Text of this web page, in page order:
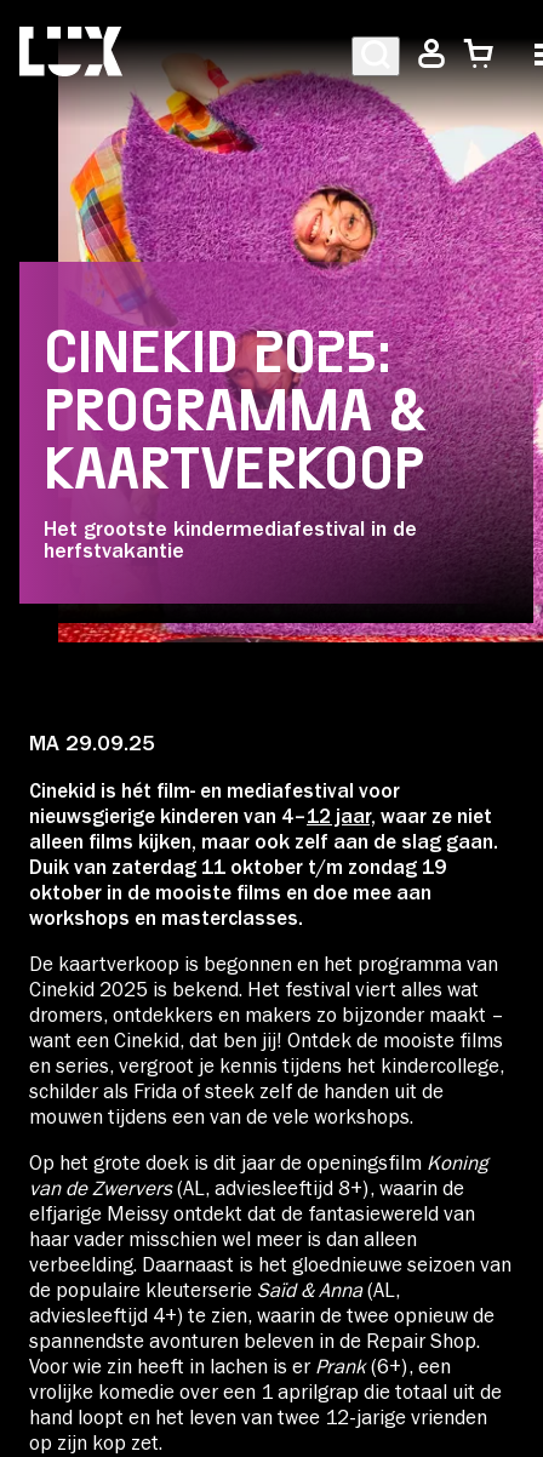
AGENDA
PROGRAMMA
CAFÉ-RESTAURANT
Bezoekersinformatie
Educatie
Over Stichting LUX
Nieuws
Account
Volg ons op:
CINEKID 2025:
PROGRAMMA &
KAARTVERKOOP
Het grootste kindermediafestival in de
herfstvakantie
MA 29.09.25
Cinekid is hét film- en mediafestival voor
nieuwsgierige kinderen van 4–12 jaar, waar ze niet
alleen films kijken, maar ook zelf aan de slag gaan.
Duik van zaterdag 11 oktober t/m zondag 19
oktober in de mooiste films en doe mee aan
workshops en masterclasses.
De kaartverkoop is begonnen en het programma van
Cinekid 2025 is bekend. Het festival viert alles wat
dromers, ontdekkers en makers zo bijzonder maakt –
want een Cinekid, dat ben jij! Ontdek de mooiste films
en series, vergroot je kennis tijdens het kindercollege,
schilder als Frida of steek zelf de handen uit de
mouwen tijdens een van de vele workshops.
Op het grote doek is dit jaar de openingsfilm Koning
van de Zwervers(AL, adviesleeftijd 8+), waarin de
elfjarige Meissy ontdekt dat de fantasiewereld van
haar vader misschien wel meer is dan alleen
verbeelding. Daarnaast is het gloednieuwe seizoen van
de populaire kleuterserie Saïd & Anna(AL,
adviesleeftijd 4+) te zien, waarin de twee opnieuw de
spannendste avonturen beleven in de Repair Shop.
Voor wie zin heeft in lachen is er Prank(6+), een
vrolijke komedie over een 1 aprilgrap die totaal uit de
hand loopt en het leven van twee 12-jarige vrienden
op zijn kop zet.